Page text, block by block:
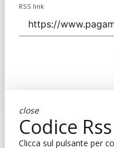
RSS link
close
Codice Rss
Clicca sul pulsante per